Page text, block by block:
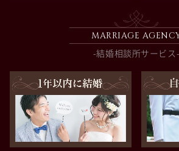
MARRIAGE
-結婚相談所サービス-